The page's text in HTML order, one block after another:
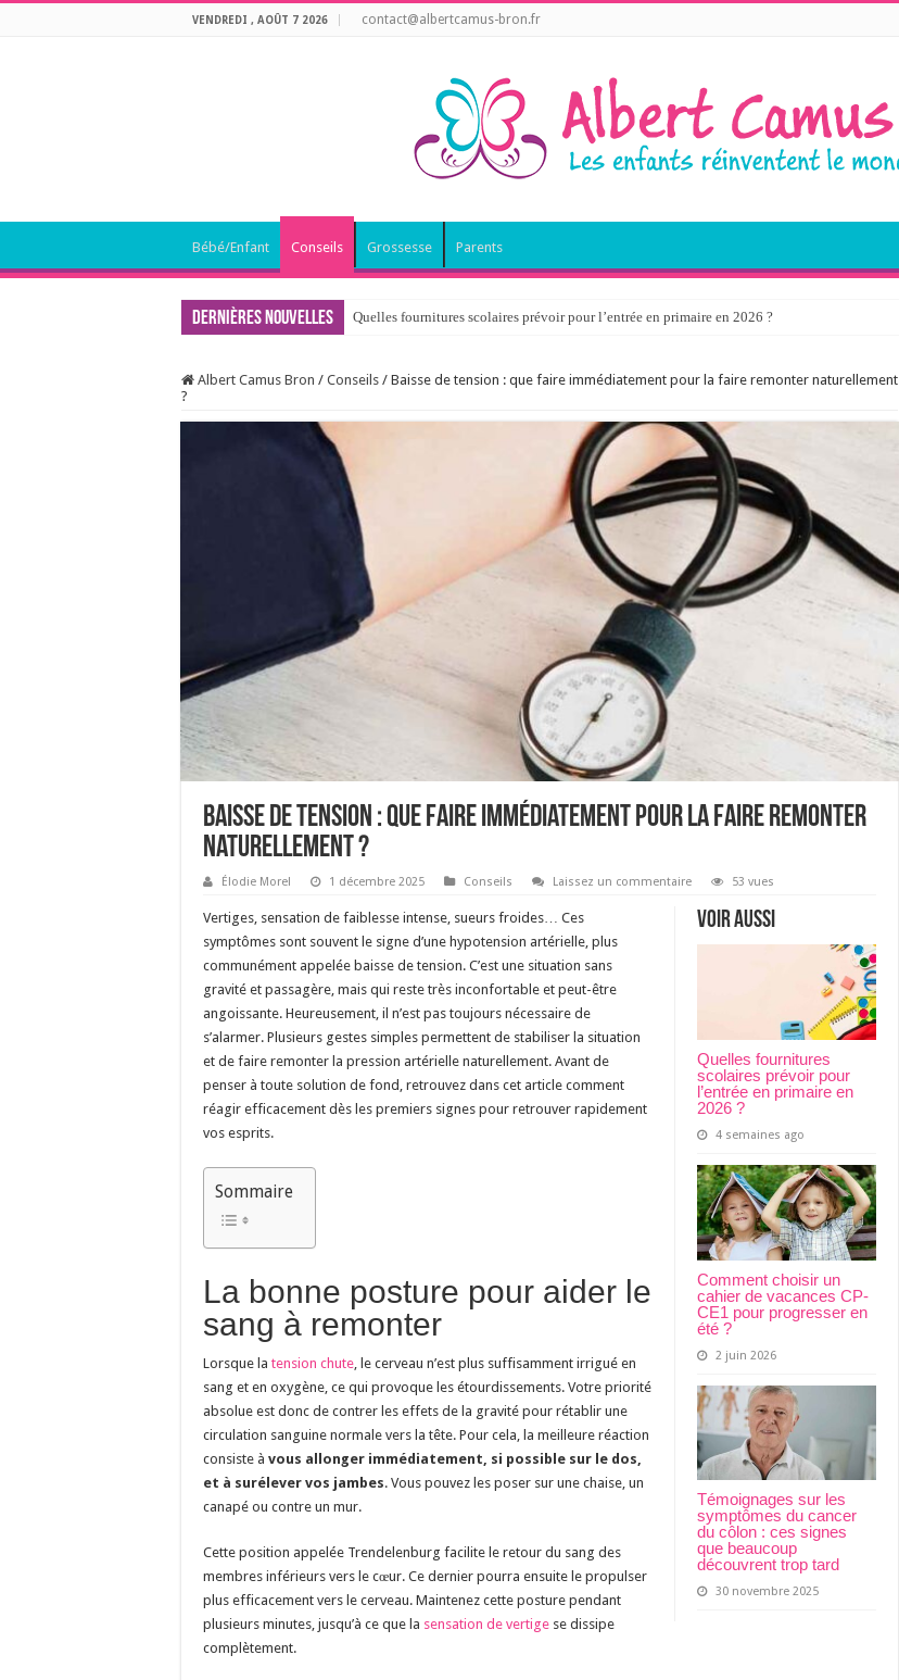
VENDREDI , AOÛT 7 2026 contact@albertcamus-bron.fr
Bébé/Enfant Conseils Grossesse Parents
Dernières nouvelles Quelles fournitures scolaires prévoir pour l’entrée en primaire en 2026 ?
Albert Camus Bron / Conseils / Baisse de tension : que faire immédiatement pour la faire remonter naturellement
?
Baisse de tension : que faire immédiatement pour la faire remonter
naturellement ?
Élodie Morel 1 décembre 2025 Conseils Laissez un commentaire 53 vues
Voir aussi
Quelles fournitures
scolaires prévoir pour
l’entrée en primaire en
2026 ?
4 semaines ago
Comment choisir un
cahier de vacances CP-
CE1 pour progresser en
été ?
2 juin 2026
Témoignages sur les
symptômes du cancer
du côlon : ces signes
que beaucoup
découvrent trop tard
30 novembre 2025
Vertiges, sensation de faiblesse intense, sueurs froides… Ces
symptômes sont souvent le signe d’une hypotension artérielle, plus
communément appelée baisse de tension. C’est une situation sans
gravité et passagère, mais qui reste très inconfortable et peut-être
angoissante. Heureusement, il n’est pas toujours nécessaire de
s’alarmer. Plusieurs gestes simples permettent de stabiliser la situation
et de faire remonter la pression artérielle naturellement. Avant de
penser à toute solution de fond, retrouvez dans cet article comment
réagir efficacement dès les premiers signes pour retrouver rapidement
vos esprits.
Sommaire
La bonne posture pour aider le
sang à remonter
Lorsque la tension chute, le cerveau n’est plus suffisamment irrigué en
sang et en oxygène, ce qui provoque les étourdissements. Votre priorité
absolue est donc de contrer les effets de la gravité pour rétablir une
circulation sanguine normale vers la tête. Pour cela, la meilleure réaction
consiste à vous allonger immédiatement, si possible sur le dos,
et à surélever vos jambes. Vous pouvez les poser sur une chaise, un
canapé ou contre un mur.
Cette position appelée Trendelenburg facilite le retour du sang des
membres inférieurs vers le cœur. Ce dernier pourra ensuite le propulser
plus efficacement vers le cerveau. Maintenez cette posture pendant
plusieurs minutes, jusqu’à ce que la sensation de vertige se dissipe
complètement.